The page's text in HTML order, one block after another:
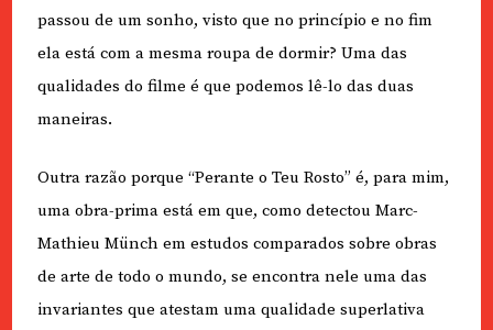
passou de um sonho, visto que no princípio e no fim
ela está com a mesma roupa de dormir? Uma das
qualidades do filme é que podemos lê-lo das duas
maneiras.
Outra razão porque “Perante o Teu Rosto” é, para mim,
uma obra-prima está em que, como detectou Marc-
Mathieu Münch em estudos comparados sobre obras
de arte de todo o mundo, se encontra nele uma das
invariantes que atestam uma qualidade superlativa